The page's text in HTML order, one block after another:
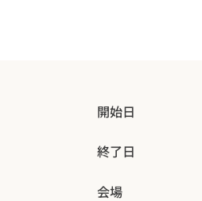
開始日
終了日
会場